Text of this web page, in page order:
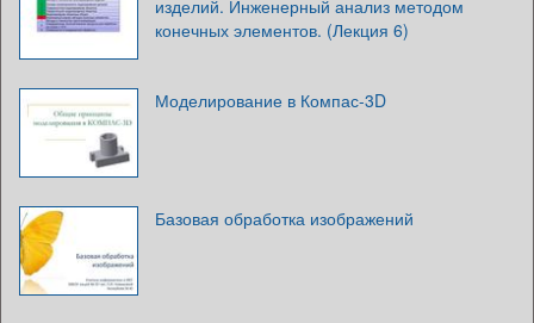
изделий. Инженерный анализ методом
конечных элементов. (Лекция 6)
Моделирование в Компас-3D
Базовая обработка изображений